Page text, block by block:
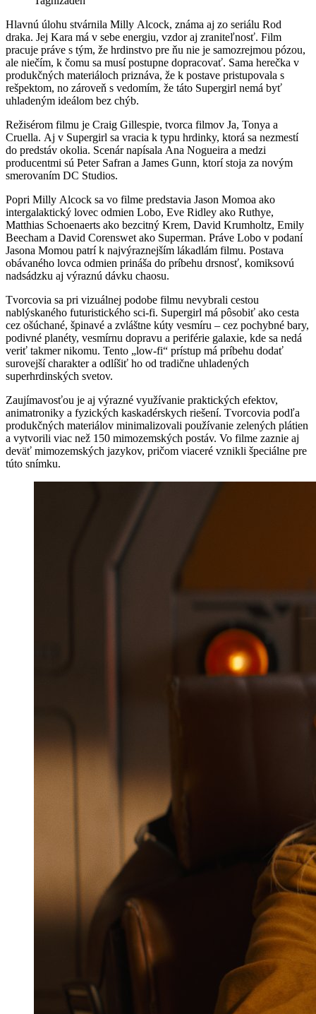
Hlavnú úlohu stvárnila Milly Alcock, známa aj zo seriálu Rod
draka. Jej Kara má v sebe energiu, vzdor aj zraniteľnosť. Film
pracuje práve s tým, že hrdinstvo pre ňu nie je samozrejmou pózou,
ale niečím, k čomu sa musí postupne dopracovať. Sama herečka v
produkčných materiáloch priznáva, že k postave pristupovala s
rešpektom, no zároveň s vedomím, že táto Supergirl nemá byť
uhladeným ideálom bez chýb.
Režisérom filmu je Craig Gillespie, tvorca filmov Ja, Tonya a
Cruella. Aj v Supergirl sa vracia k typu hrdinky, ktorá sa nezmestí
do predstáv okolia. Scenár napísala Ana Nogueira a medzi
producentmi sú Peter Safran a James Gunn, ktorí stoja za novým
smerovaním DC Studios.
Popri Milly Alcock sa vo filme predstavia Jason Momoa ako
intergalaktický lovec odmien Lobo, Eve Ridley ako Ruthye,
Matthias Schoenaerts ako bezcitný Krem, David Krumholtz, Emily
Beecham a David Corenswet ako Superman. Práve Lobo v podaní
Jasona Momou patrí k najvýraznejším lákadlám filmu. Postava
obávaného lovca odmien prináša do príbehu drsnosť, komiksovú
nadsádzku aj výraznú dávku chaosu.
Tvorcovia sa pri vizuálnej podobe filmu nevybrali cestou
nablýskaného futuristického sci-fi. Supergirl má pôsobiť ako cesta
cez ošúchané, špinavé a zvláštne kúty vesmíru – cez pochybné bary,
podivné planéty, vesmírnu dopravu a periférie galaxie, kde sa nedá
veriť takmer nikomu. Tento „low-fi“ prístup má príbehu dodať
surovejší charakter a odlíšiť ho od tradične uhladených
superhrdinských svetov.
Zaujímavosťou je aj výrazné využívanie praktických efektov,
animatroniky a fyzických kaskadérskych riešení. Tvorcovia podľa
produkčných materiálov minimalizovali používanie zelených plátien
a vytvorili viac než 150 mimozemských postáv. Vo filme zaznie aj
deväť mimozemských jazykov, pričom viaceré vznikli špeciálne pre
túto snímku.